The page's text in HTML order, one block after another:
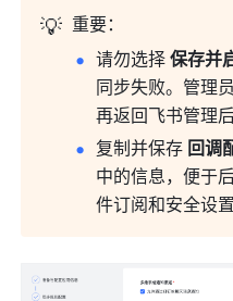
💡 重要：
请勿选择 保存并
同步失败。管理
再返回飞书管理
复制并保存 回调
中的信息，便于
件订阅和安全设